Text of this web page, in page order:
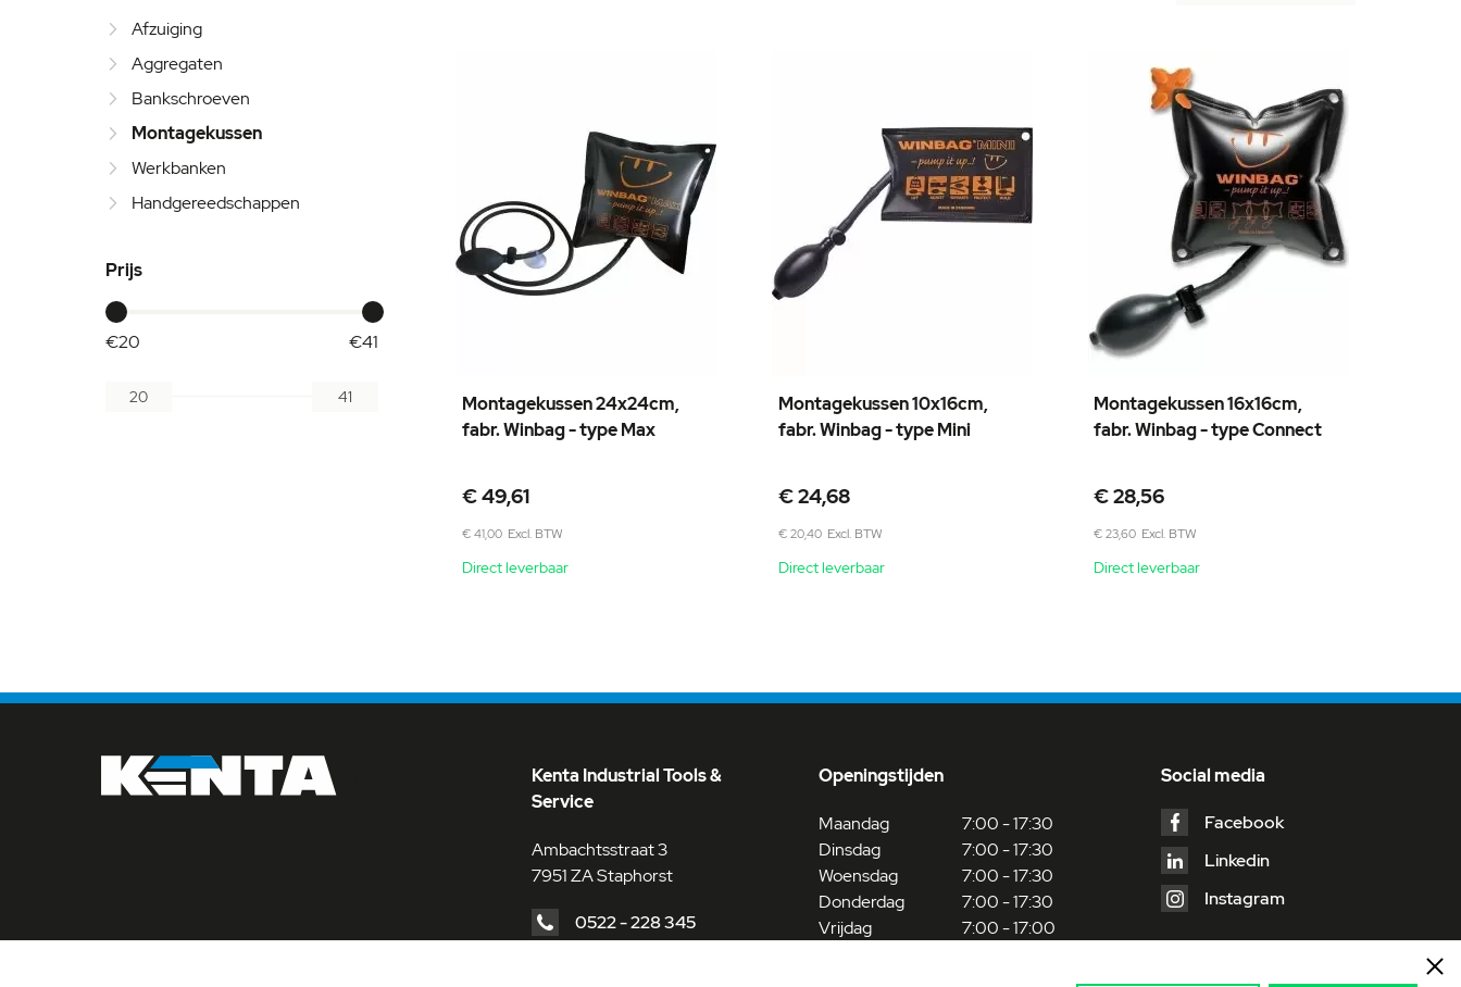
Afzuiging
Aggregaten
Bankschroeven
Montagekussen
Werkbanken
Handgereedschappen
Prijs
€20 €41
Montagekussen 24x24cm,
fabr. Winbag - type Max
€ 49,61
€ 41,00
Direct leverbaar
Montagekussen 10x16cm,
fabr. Winbag - type Mini
€ 24,68
€ 20,40
Direct leverbaar
Montagekussen 16x16cm,
fabr. Winbag - type Connect
€ 28,56
€ 23,60
Direct leverbaar
Kenta Industrial Tools &
Service
Ambachtsstraat 3
7951 ZA Staphorst
0522 - 228 345
Openingstijden
Maandag
Dinsdag
Woensdag
Donderdag
Vrijdag
7:00 - 17:30
7:00 - 17:30
7:00 - 17:30
7:00 - 17:30
7:00 - 17:00
Social media
Facebook
Linkedin
Instagram